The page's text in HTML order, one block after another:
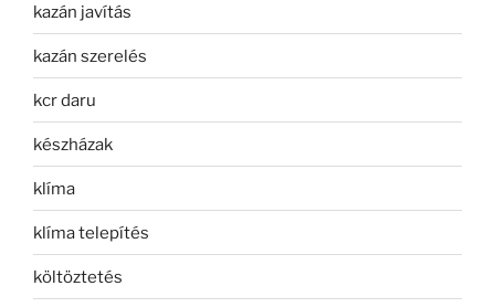
kazán javítás
kazán szerelés
kcr daru
készházak
klíma
klíma telepítés
költöztetés